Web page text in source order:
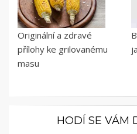
Originální a zdravé
přílohy ke grilovanému
masu
HODÍ SE VÁM